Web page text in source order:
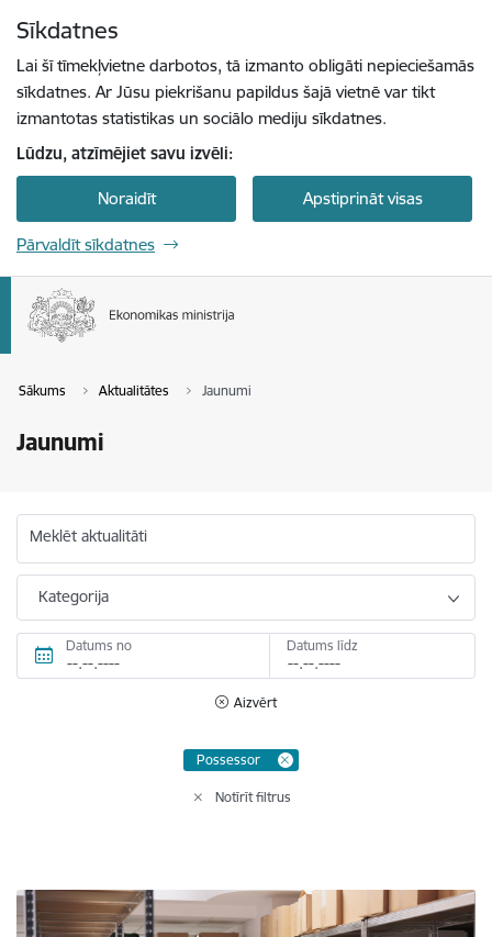
Sīkdatnes
Lai šī tīmekļvietne darbotos, tā izmanto obligāti nepieciešamās
sīkdatnes. Ar Jūsu piekrišanu papildus šajā vietnē var tikt
izmantotas statistikas un sociālo mediju sīkdatnes.
Lūdzu, atzīmējiet savu izvēli:
Noraidīt Apstiprināt visas
Pārvaldīt sīkdatnes
Sākums Aktualitātes Jaunumi
Jaunumi
Meklēt aktualitāti
Kategorija
Datums no Datums līdz
Aizvērt
Possessor
Notīrīt filtrus